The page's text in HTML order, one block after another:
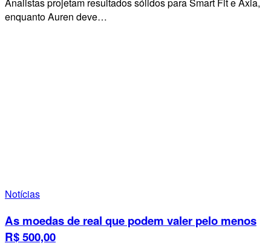
Analistas projetam resultados sólidos para Smart Fit e Axia,
enquanto Auren deve…
Notícias
As moedas de real que podem valer pelo menos
R$ 500,00